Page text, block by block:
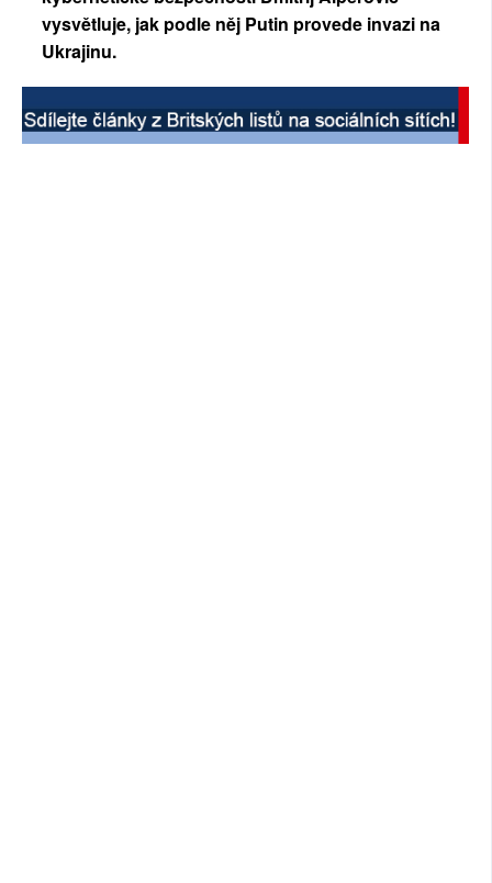
SOCIÁLNÍ SÍTĚ
PLNÁ VERZE STRÁNEK
vysvětluje, jak podle něj Putin provede invazi na
Ukrajinu.